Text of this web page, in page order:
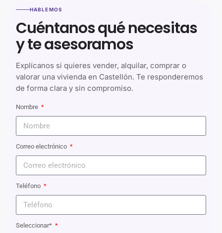
HABLEMOS
Cuéntanos qué necesitas
y te asesoramos
Explícanos si quieres vender, alquilar, comprar o
valorar una vivienda en Castellón. Te responderemos
de forma clara y sin compromiso.
Nombre
Correo electrónico
Teléfono
Seleccionar*